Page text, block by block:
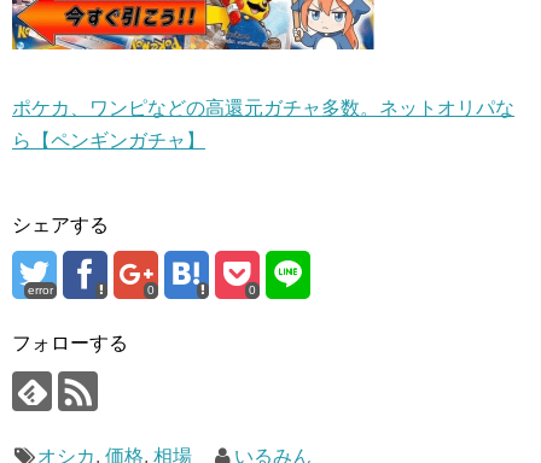
ポケカ、ワンピなどの高還元ガチャ多数。ネットオリパな
ら【ペンギンガチャ】
シェアする
error 0 0
フォローする
オシカ, 価格, 相場 いるみん